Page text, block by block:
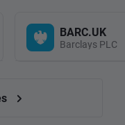
BARC.UK
Barclays PLC